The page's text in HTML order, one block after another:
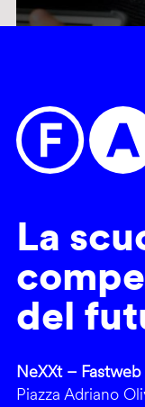
La
del
NeXXt –
Piazza Adriano